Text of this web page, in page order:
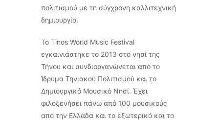
πολιτισμού με τη σύγχρονη καλλιτεχνική
δημιουργία.
Το Tinos World Music Festival
εγκαινιάστηκε το 2013 στο νησί της
Τήνου και συνδιοργανώνεται από το
Ίδρυμα Τηνιακού Πολιτισμού και το
Δημιουργικό Μουσικό Νησί. Έχει
φιλοξενήσει πάνω από 100 μουσικούς
από την Ελλάδα και το εξωτερικό και το